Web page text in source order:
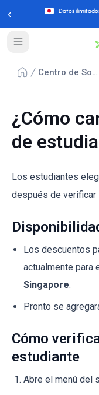
‹ Datos
Centro de Soporte
¿Cómo
de
Los estudiantes
después de verificar
Los descuentos
actualmente para
Singapore.
Pronto se
Cómo
estudiante
Abre el menú del